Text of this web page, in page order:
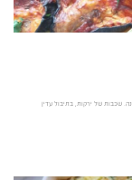
שכבות של ירקות, בתיבול עדין